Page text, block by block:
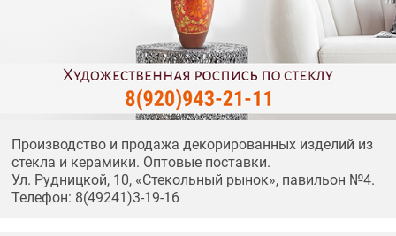
Производство и продажа декорированных изделий из
стекла и керамики. Оптовые поставки.
Ул. Рудницкой, 10, «Стекольный рынок», павильон №4.
Телефон: 8(49241)3-19-16